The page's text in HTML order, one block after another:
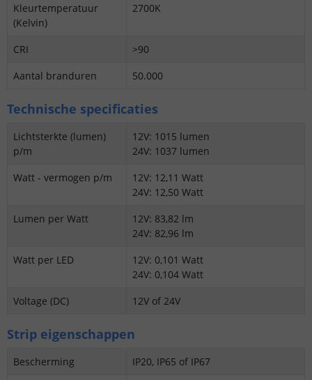
Kleurtemperatuur
(Kelvin)
2700K
CRI
>90
Aantal branduren
50.000
Technische specificaties
Lichtsterkte (lumen)
p/m
12V: 1015 lumen
24V: 1037 lumen
Watt - vermogen p/m
12V: 12,11 Watt
24V: 12,50 Watt
Lumen per Watt
12V: 83,82 lm
24V: 82,96 lm
Watt per LED
12V: 0,101 Watt
24V: 0,104 Watt
Voltage (DC)
12V of 24V
Strip eigenschappen
Bescherming
IP20, IP65 of IP67